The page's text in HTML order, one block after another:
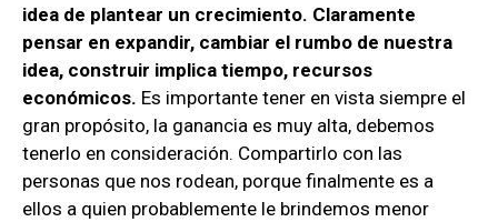
idea de plantear un crecimiento. Claramente
pensar en expandir, cambiar el rumbo de nuestra
idea, construir implica tiempo, recursos
económicos. Es importante tener en vista siempre el
gran propósito, la ganancia es muy alta, debemos
tenerlo en consideración. Compartirlo con las
personas que nos rodean, porque finalmente es a
ellos a quien probablemente le brindemos menor